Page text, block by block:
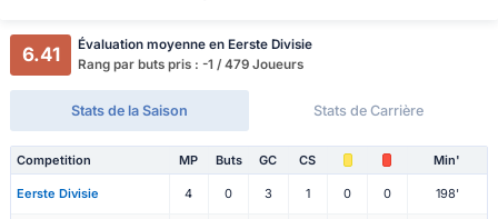
6.41
Évaluation moyenne en Eerste Divisie
Rang par buts pris : -1 / 479 Joueurs
Stats de la Saison Stats de Carrière
Competition MP Buts GC CS Min'
Eerste Divisie 4 0 3 1 0 0 198'